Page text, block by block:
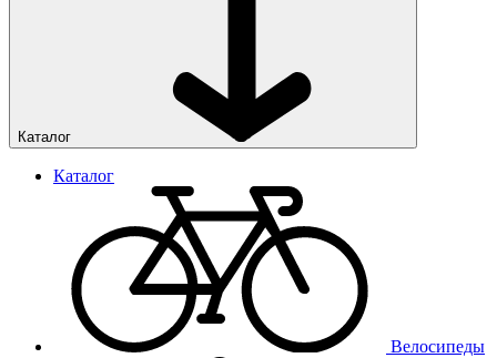
Каталог
Каталог
Велосипеды